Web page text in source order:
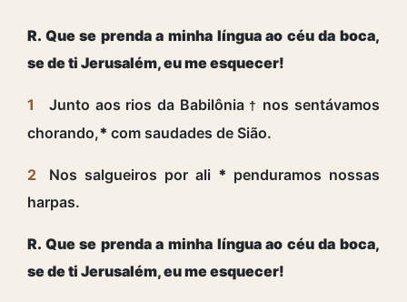
R. Que se prenda a minha língua ao céu da boca,
se de ti Jerusalém, eu me esquecer!
1 Junto aos rios da Babilônia † nos sentávamos
chorando,* com saudades de Sião.
2 Nos salgueiros por ali * penduramos nossas
harpas.
R. Que se prenda a minha língua ao céu da boca,
se de ti Jerusalém, eu me esquecer!